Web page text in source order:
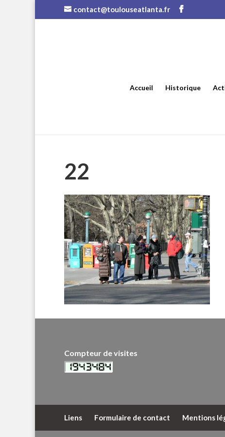
contact@toulouseatlanta.fr
Accueil Historique
22
Compteur de visites
Liens Formulaire de contact Mentions